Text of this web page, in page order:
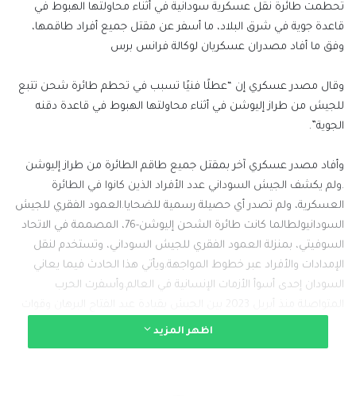
تحطمت طائرة نقل عسكرية سودانية في أثناء محاولتها الهبوط في
قاعدة جوية في شرق البلاد، ما أسفر عن مقتل جميع أفراد طاقمها،
وفق ما أفاد مصدران عسكريان لوكالة فرانس برس
وقال مصدر عسكري إن “عطلًا فنيًا تسبب في تحطم طائرة شحن تتبع
للجيش من طراز إليوشن في أثناء محاولتها الهبوط في قاعدة دقنه
الجوية”.
وأفاد مصدر عسكري آخر بمقتل جميع طاقم الطائرة من طراز إليوشن
.ولم يكشف الجيش السوداني عدد الأفراد الذين كانوا في الطائرة
العسكرية، ولم تصدر أي حصيلة رسمية للضحايا.العمود الفقري للجيش
السودانيولطالما كانت طائرة الشحن إليوشن-76، المصممة في الاتحاد
السوفيتي، بمنزلة العمود الفقري للجيش السوداني، وتستخدم لنقل
الإمدادات والأفراد عبر خطوط المواجهة.ويأتي هذا الحادث فيما يعاني
السودان إحدى أسوأ الأزمات الإنسانية في العالم.وأسفرت الحرب
الدعم السريع بقيادة محمد حمدان دقلو، عن مقتل عشرات الآلاف،
ودفعت نحو 12 مليونًا إلى النزوح داخل البلاد أو اللجوء إلى خارجها، وأدت
اظهر المزيد